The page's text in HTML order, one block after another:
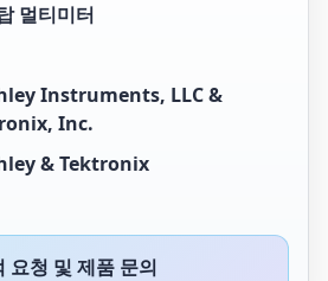
멀티미터
Instruments, LLC &
Inc.
& Tektronix
요청 및 제품 문의